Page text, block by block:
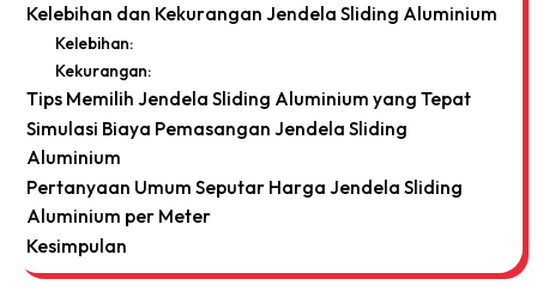
Kelebihan dan Kekurangan Jendela Sliding Aluminium
Kelebihan:
Kekurangan:
Tips Memilih Jendela Sliding Aluminium yang Tepat
Simulasi Biaya Pemasangan Jendela Sliding
Aluminium
Pertanyaan Umum Seputar Harga Jendela Sliding
Aluminium per Meter
Kesimpulan